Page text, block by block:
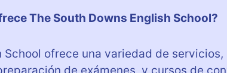
The South Downs English School?
School ofrece una variedad de